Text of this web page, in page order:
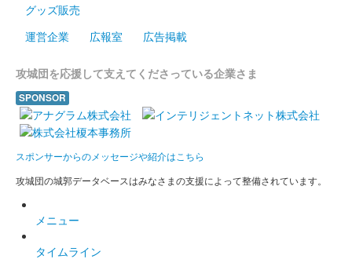
グッズ販売
運営企業
広報室 広告掲載
攻城団を応援して支えてくださっている企業さま
SPONSOR
スポンサーからのメッセージや紹介はこちら
攻城団の城郭データベースはみなさまの支援によって整備されています。
メニュー
タイムライン